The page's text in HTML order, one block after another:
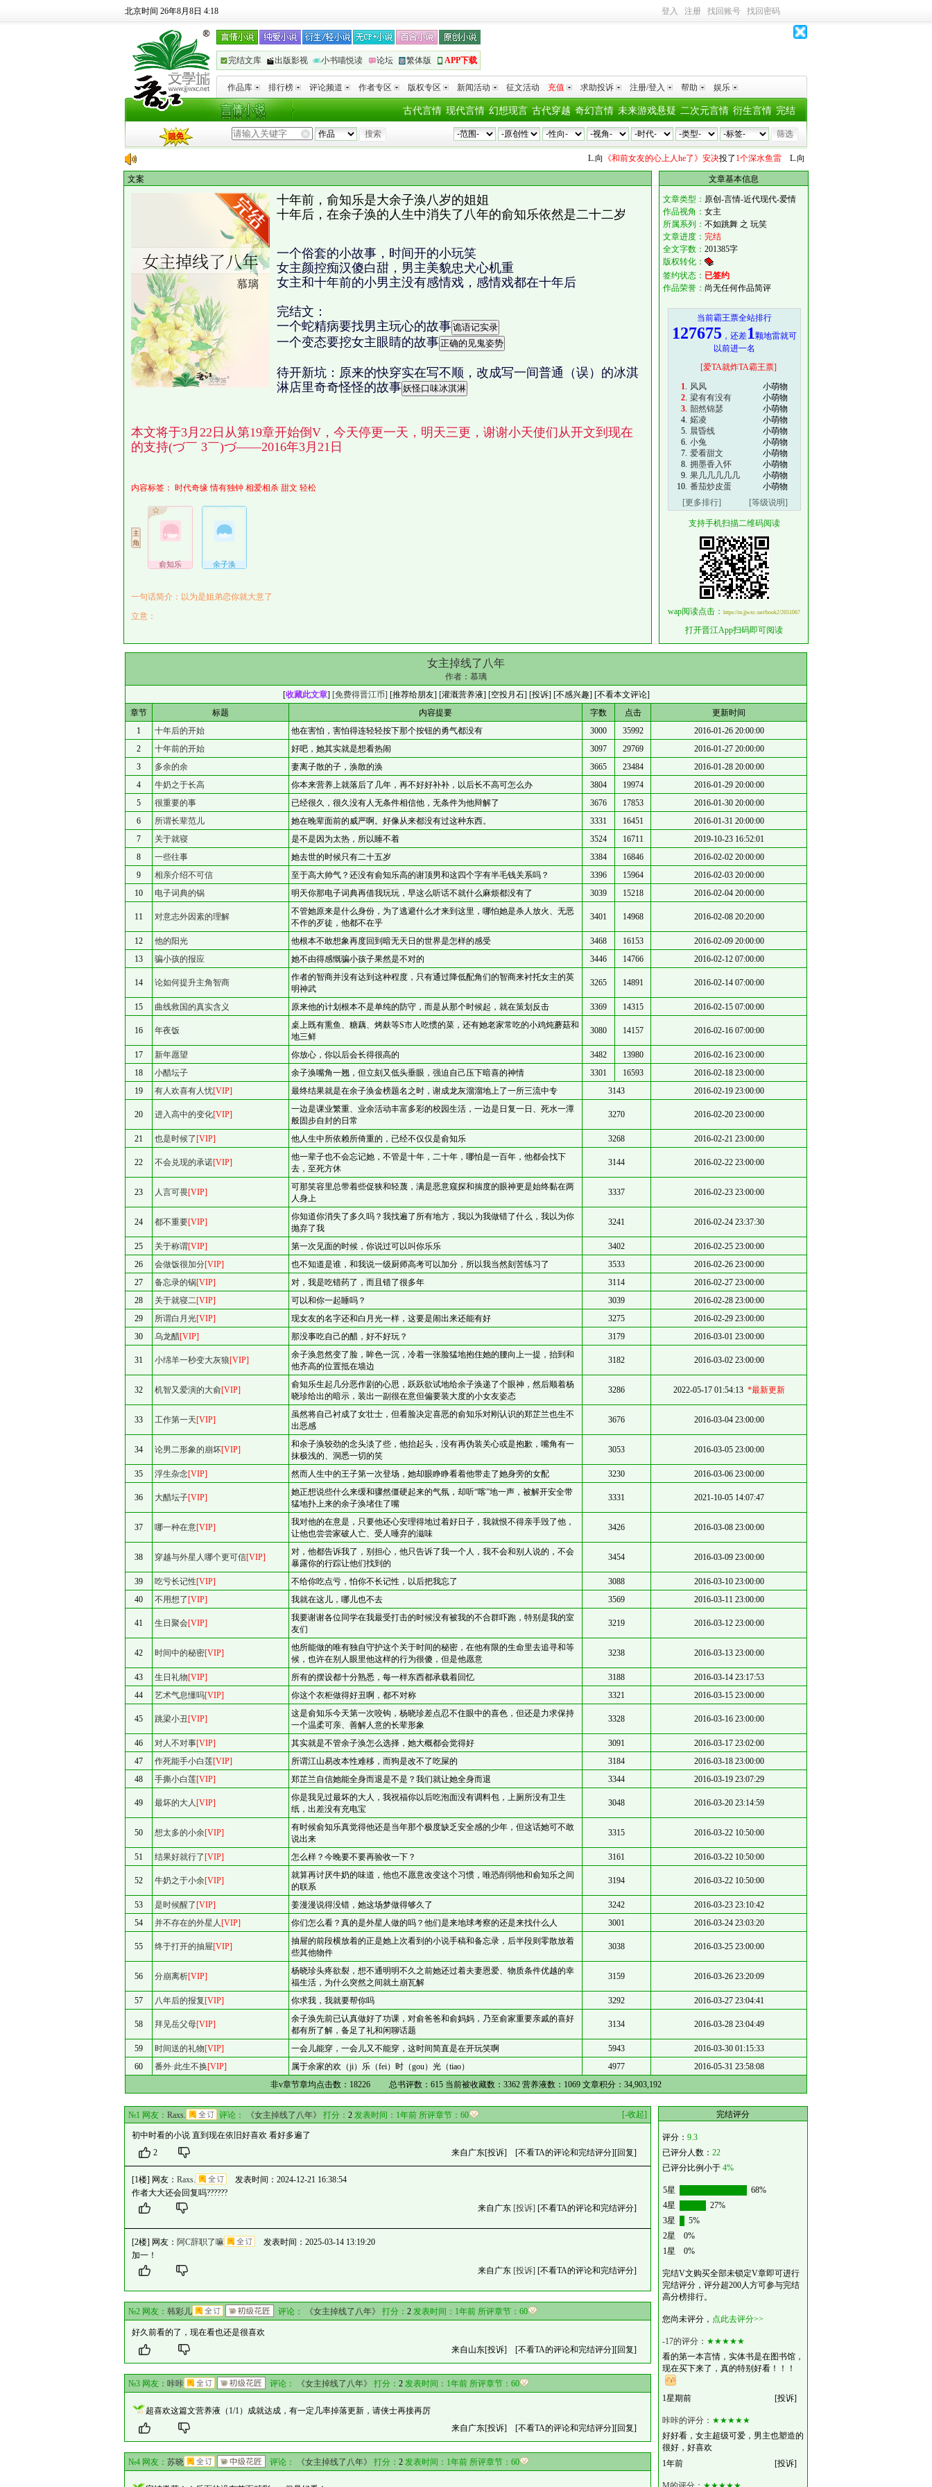
北京时间 26年8月8日 4:18 登入 注册 找回账号 找回密码
完结文库 出版影视 小书喵悦读 论坛 繁体版 APP下载
作品库 排行榜 评论频道 作者专区 版权专区 新闻活动 征文活动 充值 求助投诉 注册/登入 帮助 娱乐
完结
衍生言情
二次元言情
未来游戏悬疑
奇幻言情
古代穿越
幻想现言
现代言情
古代言情
《和前女友的心上人he了》安决投了1个深水鱼雷 L.向 《和前女友的心上人he了》安决
文案
十年前，俞知乐是大余子涣八岁的姐姐
十年后，在余子涣的人生中消失了八年的俞知乐依然是二十二岁
一个俗套的小故事，时间开的小玩笑
女主颜控痴汉傻白甜，男主美貌忠犬心机重
女主和十年前的小男主没有感情戏，感情戏都在十年后
完结文：
一个蛇精病要找男主玩心的故事
一个变态要挖女主眼睛的故事
待开新坑：原来的快穿实在写不顺，改成写一间普通（误）的冰淇
淋店里奇奇怪怪的故事
本文将于3月22日从第19章开始倒V，今天停更一天，明天三更，谢谢小天使们从开文到现在
的支持(づ￣ 3￣)づ——2016年3月21日
内容标签： 时代奇缘 情有独钟 相爱相杀 甜文 轻松
俞知乐 余子涣
一句话简介：以为是姐弟恋你就大意了
立意：
文章基本信息
文章类型： 原创-言情-近代现代-爱情
作品视角： 女主
所属系列： 不如跳舞 之 玩笑
文章进度： 完结
全文字数： 201385字
版权转化：
签约状态： 已签约
作品荣誉： 尚无任何作品简评
当前霸王票全站排行
127675 ，还差1颗地雷就可
以前进一名
[爱TA就炸TA霸王票]
1. 风风
小萌物
2. 梁有有没有
小萌物
3. 韶然锦瑟
小萌物
4. 婼凌
小萌物
5. 晨昏线
小萌物
6. 小兔
小萌物
7. 爱看甜文
小萌物
8. 拥墨香入怀
小萌物
9. 果几几几几几
小萌物
10. 番茄炒皮蛋
小萌物
[更多排行]
[等级说明]
支持手机扫描二维码阅读
wap阅读点击： https://m.jjwxc.net/book2/2651067
打开晋江App扫码即可阅读
女主掉线了八年
作者： 慕璃
[收藏此文章] [免费得晋江币] [推荐给朋友] [灌溉营养液] [空投月石] [投诉] [不感兴趣] [不看本文评论]
章节
标题 内容提要 字数 点击
更新时间
1
十年后的开始 他在害怕，害怕得连轻轻按下那个按钮的勇气都没有 3000 35992
2016-01-26 20:00:00
2
十年前的开始 好吧，她其实就是想看热闹 3097 29769
2016-01-27 20:00:00
3
多余的余 妻离子散的子，涣散的涣 3665 23484
2016-01-28 20:00:00
4
牛奶之于长高 你本来营养上就落后了几年，再不好好补补，以后长不高可怎么办 3804 19974
2016-01-29 20:00:00
5
很重要的事 已经很久，很久没有人无条件相信他，无条件为他辩解了 3676 17853
2016-01-30 20:00:00
6
所谓长辈范儿 她在晚辈面前的威严啊。好像从来都没有过这种东西。 3331 16451
2016-01-31 20:00:00
7
关于就寝 是不是因为太热，所以睡不着 3524 16711
2019-10-23 16:52:01
8
一些往事 她去世的时候只有二十五岁 3384 16846
2016-02-02 20:00:00
9
相亲介绍不可信 至于高大帅气？还没有俞知乐高的谢顶男和这四个字有半毛钱关系吗？ 3396 15964
2016-02-03 20:00:00
10
电子词典的锅 明天你那电子词典再借我玩玩，早这么听话不就什么麻烦都没有了 3039 15218 2016-02-04 20:00:00
11 对意志外因素的理解
不管她原来是什么身份，为了逃避什么才来到这里，哪怕她是杀人放火、无恶
不作的歹徒，他都不在乎
3401 14968 2016-02-08 20:20:00
12 他的阳光 他根本不敢想象再度回到暗无天日的世界是怎样的感受 3468 16153
2016-02-09 20:00:00
13
骗小孩的报应 她不由得感慨骗小孩子果然是不对的 3446 14766 2016-02-12 07:00:00
14 论如何提升主角智商
作者的智商并没有达到这种程度，只有通过降低配角们的智商来衬托女主的英
明神武
3265 14891 2016-02-14 07:00:00
15 曲线救国的真实含义 原来他的计划根本不是单纯的防守，而是从那个时候起，就在策划反击 3369 14315 2016-02-15 07:00:00
16 年夜饭
桌上既有熏鱼、糖藕、烤麸等S市人吃惯的菜，还有她老家常吃的小鸡炖蘑菇和
地三鲜
3080 14157 2016-02-16 07:00:00
17 新年愿望 你放心，你以后会长得很高的 3482 13980
2016-02-16 23:00:00
18
小醋坛子 余子涣嘴角一翘，但立刻又低头垂眼，强迫自己压下暗喜的神情 3301 16593
2016-02-18 23:00:00
19
有人欢喜有人忧[VIP] 最终结果就是在余子涣金榜题名之时，谢成龙灰溜溜地上了一所三流中专 3143 2016-02-19 23:00:00
20 进入高中的变化[VIP]
一边是课业繁重、业余活动丰富多彩的校园生活，一边是日复一日、死水一潭
般固步自封的日常
3270 2016-02-20 23:00:00
21 也是时候了 [VIP] 他人生中所依赖所倚重的，已经不仅仅是俞知乐 3268 2016-02-21 23:00:00
22 不会兑现的承诺[VIP]
他一辈子也不会忘记她，不管是十年，二十年，哪怕是一百年，他都会找下
去，至死方休
3144 2016-02-22 23:00:00
23 人言可畏[VIP]
可那笑容里总带着些促狭和轻蔑，满是恶意窥探和揣度的眼神更是始终黏在两
人身上
3337 2016-02-23 23:00:00
24 都不重要[VIP]
你知道你消失了多久吗？我找遍了所有地方，我以为我做错了什么，我以为你
抛弃了我
3241 2016-02-24 23:37:30
25 关于称谓[VIP] 第一次见面的时候，你说过可以叫你乐乐 3402
2016-02-25 23:00:00
26
会做饭很加分[VIP] 也不知道是谁，和我说一级厨师高考可以加分，所以我当然刻苦练习了 3533
2016-02-26 23:00:00
27
备忘录的锅[VIP] 对，我是吃错药了，而且错了很多年 3114
2016-02-27 23:00:00
28
关于就寝二[VIP] 可以和你一起睡吗？ 3039
2016-02-28 23:00:00
29
所谓白月光[VIP] 现女友的名字还和白月光一样，这要是闹出来还能有好 3275
2016-02-29 23:00:00
30
乌龙醋[VIP] 那没事吃自己的醋，好不好玩？ 3179 2016-03-01 23:00:00
31 小绵羊一秒变大灰狼[VIP]
余子涣忽然变了脸，眸色一沉，冷着一张脸猛地抱住她的腰向上一提，抬到和
他齐高的位置抵在墙边
3182 2016-03-02 23:00:00
32 机智又爱演的大俞[VIP]
俞知乐生起几分恶作剧的心思，跃跃欲试地给余子涣递了个眼神，然后顺着杨
晓珍给出的暗示，装出一副很在意但偏要装大度的小女友姿态
3286 2022-05-17 01:54:13 *最新更新
33 工作第一天[VIP]
虽然将自己衬成了女壮士，但看脸决定喜恶的俞知乐对刚认识的郑芷兰也生不
出恶感
3676 2016-03-04 23:00:00
34 论男二形象的崩坏[VIP]
和余子涣较劲的念头淡了些，他抬起头，没有再伪装关心或是抱歉，嘴角有一
抹极浅的、洞悉一切的笑
3053 2016-03-05 23:00:00
35 浮生杂念[VIP] 然而人生中的王子第一次登场，她却眼睁睁看着他带走了她身旁的女配 3230 2016-03-06 23:00:00
36 大醋坛子[VIP]
她正想说些什么来缓和骤然僵硬起来的气氛，却听“喀”地一声，被解开安全带
猛地扑上来的余子涣堵住了嘴
3331 2021-10-05 14:07:47
37 哪一种在意[VIP]
我对他的在意是，只要他还心安理得地过着好日子，我就恨不得亲手毁了他，
让他也尝尝家破人亡、受人唾弃的滋味
3426 2016-03-08 23:00:00
38 穿越与外星人哪个更可信[VIP]
对，他都告诉我了，别担心，他只告诉了我一个人，我不会和别人说的，不会
暴露你的行踪让他们找到的
3454 2016-03-09 23:00:00
39 吃亏长记性[VIP] 不给你吃点亏，怕你不长记性，以后把我忘了 3088
2016-03-10 23:00:00
40
不用想了 [VIP] 我就在这儿，哪儿也不去 3569 2016-03-11 23:00:00
41 生日聚会[VIP]
我要谢谢各位同学在我最受打击的时候没有被我的不合群吓跑，特别是我的室
友们
3219 2016-03-12 23:00:00
42 时间中的秘密[VIP]
他所能做的唯有独自守护这个关于时间的秘密，在他有限的生命里去追寻和等
候，也许在别人眼里他这样的行为很傻，但是他愿意
3238 2016-03-13 23:00:00
43 生日礼物[VIP] 所有的摆设都十分熟悉，每一样东西都承载着回忆 3188
2016-03-14 23:17:53
44
艺术气息懂吗[VIP] 你这个衣柜做得好丑啊，都不对称 3321 2016-03-15 23:00:00
45 跳梁小丑[VIP]
这是俞知乐今天第一次咬钩，杨晓珍差点忍不住眼中的喜色，但还是力求保持
一个温柔可亲、善解人意的长辈形象
3328 2016-03-16 23:00:00
46 对人不对事[VIP] 其实就是不管余子涣怎么选择，她大概都会觉得好 3091
2016-03-17 23:02:00
47
作死能手小白莲[VIP] 所谓江山易改本性难移，而狗是改不了吃屎的 3184
2016-03-18 23:00:00
48
手撕小白莲[VIP] 郑芷兰自信她能全身而退是不是？我们就让她全身而退 3344 2016-03-19 23:07:29
49 最坏的大人 [VIP]
你是我见过最坏的大人，我祝福你以后吃泡面没有调料包，上厕所没有卫生
纸，出差没有充电宝
3048 2016-03-20 23:14:59
50 想太多的小余[VIP]
有时候俞知乐真觉得他还是当年那个极度缺乏安全感的少年，但这话她可不敢
说出来
3315 2016-03-22 10:50:00
51 结果好就行了 [VIP] 怎么样？今晚要不要再验收一下？ 3161 2016-03-22 10:50:00
52 牛奶之于小余[VIP]
就算再讨厌牛奶的味道，他也不愿意改变这个习惯，唯恐削弱他和俞知乐之间
的联系
3194 2016-03-22 10:50:00
53 是时候醒了 [VIP] 姜漫漫说得没错，她这场梦做得够久了 3242
2016-03-23 23:10:42
54
并不存在的外星人 [VIP] 你们怎么看？真的是外星人做的吗？他们是来地球考察的还是来找什么人 3001 2016-03-24 23:03:20
55 终于打开的抽屉[VIP]
抽屉的前段横放着的正是她上次看到的小说手稿和备忘录，后半段则零散放着
些其他物件
3038 2016-03-25 23:00:00
56 分崩离析[VIP]
杨晓珍头疼欲裂，想不通明明不久之前她还过着夫妻恩爱、物质条件优越的幸
福生活，为什么突然之间就土崩瓦解
3159 2016-03-26 23:20:09
57 八年后的报复[VIP] 你求我，我就要帮你吗 3292 2016-03-27 23:04:41
58 拜见岳父母[VIP]
余子涣先前已认真做好了功课，对俞爸爸和俞妈妈，乃至俞家重要亲戚的喜好
都有所了解，备足了礼和闲聊话题
3134 2016-03-28 23:04:49
59 时间送的礼物[VIP] 一会儿能穿，一会儿又不能穿，这时间简直是在开玩笑啊 5943
2016-03-30 01:15:33
60
番外·此生不换[VIP] 属于余家的欢（ji）乐（fei）时（gou）光（tiao） 4977
2016-05-31 23:58:08
非v章节章均点击数： 18226 总书评数： 615 当前被收藏数： 3362 营养液数： 1069 文章积分： 34,903,192
[-收起]
№1 网友： Raxs. 评论： 《女主掉线了八年》 打分： 2 发表时间：1年前 所评章节： 60
初中时看的小说 直到现在依旧好喜欢 看好多遍了
2
来自广东[投诉] [不看TA的评论和完结评分][回复]
[1楼] 网友： Raxs.
发表时间：2024-12-21 16:38:54
作者大大还会回复吗??????
来自广东 [投诉] [不看TA的评论和完结评分]
[2楼] 网友： 阿C辞职了嘛
发表时间：2025-03-14 13:19:20
加一！
来自广东 [投诉] [不看TA的评论和完结评分]
№2 网友： 韩彩儿 评论： 《女主掉线了八年》 打分： 2发表时间：1年前 所评章节： 60
好久前看的了，现在看也还是很喜欢
来自山东[投诉] [不看TA的评论和完结评分][回复]
№3 网友： 咔咔 评论： 《女主掉线了八年》 打分： 2发表时间：1年前 所评章节： 60
超喜欢这篇文营养液（1/1）成就达成，有一定几率掉落更新，请侠士再接再厉
来自广东[投诉] [不看TA的评论和完结评分][回复]
№4 网友： 苏晓 评论： 《女主掉线了八年》 打分： 2发表时间：1年前 所评章节： 60
完结评分
评分： 9.3
已评分人数： 22
已评分比例小于 4%
5星
68%
4星
27%
3星
5%
2星
0%
1星
0%
完结V文购买全部未锁定V章即可进行
完结评分，评分超200人方可参与完结
高分榜排行。
您尚未评分， 点此去评分>>
-17的评分： ★★★★★
看的第一本言情，实体书是在图书馆，
现在买下来了，真的特别好看！！！
1星期前 [投诉]
咔咔的评分： ★★★★★
好好看，女主超级可爱，男主也塑造的
很好，好喜欢
1年前
[投诉]